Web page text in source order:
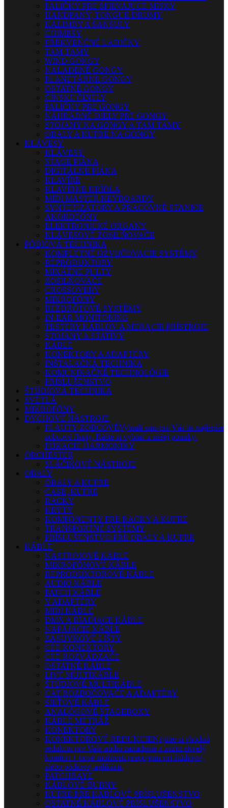
PALIČKY PRE SPIEVAJÚCE MISKY
HANDPANY, TONGUE DRUMY
KALIMBY A SANSULY
CHIMESY
FREKVENČNÉ LADIČKY
TAM-TAMY
WIND GONGY
NALADENÉ GONGY
PLANETÁRNE GONGY
OSTATNÉ GONGY
ČÍNSKE ČINELY
PALIČKY PRE GONGY
NÁHRADNÉ DIELY PRE GONGY
STOJANY NA GONGY A TAM-TAMY
OBALY A KUFRE NA GONGY
KLÁVESY
KLÁVESY
STAGE PIÁNA
DIGITÁLNE PIÁNA
KLAVÍRE
KLAVÍRNE KRÍDLA
MIDI MASTER KEYBOARDY
SYNTETIZÁTORY A PRACOVNÉ STANICE
AKORDEÓNY
ELEKTRONICKÉ ORGANY
KLÁVESOVÉ ZOSILŇOVAČE
PÓDIOVÁ TECHNIKA
KOMPLETNÉ OZVUČOVACIE SYSTÉMY
REPRODUKTORY
MIXÁŽNE PULTY
ZOSILŇOVAČE
CROSSOVERY
MIKROFÓNY
BEZDRÔTOVÉ SYSTÉMY
IN-EAR MONITORING
TESTERY KÁBLOV A MERACIE PRÍSTROJE
STOJANY A STATÍVY
KÁBLE
KONEKTORY A ADAPTÉRY
INŠTALAČNÁ TECHNIKA
KOMUNIKAČNÉ TECHNOLÓGIE
PRÍSLUŠENSTVO
ŠTÚDIOVÁ TECHNIKA
SVETLÁ
MIKROFÓNY
DYCHOVÉ NÁSTROJE
FLAUTY-ZOBCOVÉVybrali sme pre Vás tie najlepšie
zobcové flauty. Ráčte si vybrať z našej ponuky.
FÚKACIE HARMONIKY
ORCHESTER
SLÁČIKOVÉ NÁSTROJE
OBALY
OBALY A KUFRE
CASE, KUFRE
RACKY
KRYTY
KOMPONENTY PRE RACKY A KUFRE
TRANSPORTNÉ SYSTÉMY
PRÍSLUŠENSTVO PRE OBALY A KUFRE
KÁBLE
NÁSTROJOVÉ KÁBLE
MIKROFÓNOVÉ KÁBLE
REPRODUKTOROVÉ KÁBLE
AUDIO KÁBLE
PATCH KÁBLE
Y ADAPTÉRY
MIDI KÁBLE
DMX A RIADIACE KÁBLE
NAPÁJACIE KÁBLE
ZÁSUVKOVÉ LIŠTY
CEE KONEKTORY
CEE ROZVÁDZAČE
OSTATNÉ KÁBLE
LIVE MULTIKÁBLE
ŠTÚDIOVÉ MULTIKÁBLE
CAT ROZBOČOVAČE A ADAPTÉRY
SIEŤOVÉ KÁBLE
ANALÓGOVÉ STAGEBOXY
KÁBLE METRÁŽ
KONEKTORY
KONEKTOROVÉ REDUKCIENájdite si vhodnú
redukciu pre Vaše audio zariadenie a zažite skvelý
komfort + nové možnosti prepojenia pri štúdiovej,
alebo pódiovej aplikácii.
PATCHBAYE
KÁBLOVÉ BUBNY
KUFRE PRE KÁBLOVÉ PRÍSLUŠENSTVO
OSTATNÉ KÁBLOVÉ PRÍSLUŠENSTVO